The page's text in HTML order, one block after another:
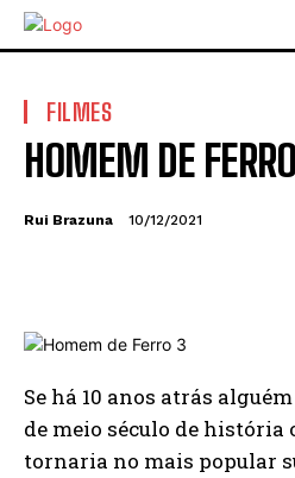
FILMES
HOMEM DE
Rui Brazuna 10/12/2021
Se há 10 anos atrás
de meio século de história
tornaria no mais popular